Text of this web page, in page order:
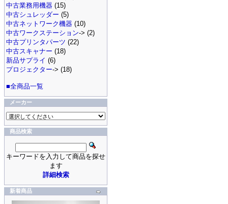
中古業務用機器 (15)
中古シュレッダー (5)
中古ネットワーク機器 (10)
中古ワークステーション-> (2)
中古プリンタパーツ (22)
中古スキャナー (18)
新品サプライ (6)
プロジェクター-> (18)
■全商品一覧
メーカー
商品検索
キーワードを入力して商品を探せ
ます
詳細検索
新着商品